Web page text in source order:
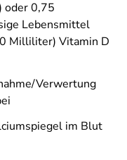
oder 0,75
Lebensmittel
Milliliter) Vitamin D
Verwertung
im Blut